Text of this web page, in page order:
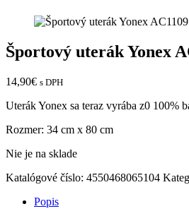
Športový uterák Yonex
14,90€ s DPH
Uterák Yonex sa teraz vyrába z0 100%
Rozmer: 34 cm x 80 cm
Nie je na sklade
Katalógové číslo: 4550468065104
Popis